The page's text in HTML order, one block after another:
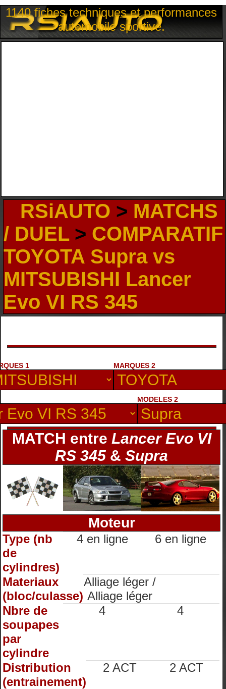
1140 fiches techniques et performances
automobile sportive.
RSiAUTO > MATCHS
/ DUEL> COMPARATIF
TOYOTA Supra vs
MITSUBISHI Lancer
Evo VI RS 345
1 MARQUES 2
MODELES 2
MATCH entre Lancer Evo VI
RS 345 &Supra
Moteur
Type (nb
de
cylindres)
4 en ligne 6 en ligne
Materiaux
(bloc/culasse)
Alliage léger /
Alliage léger
Nbre de
soupapes
par
cylindre
4 4
Distribution
(entrainement)
2 ACT 2 ACT